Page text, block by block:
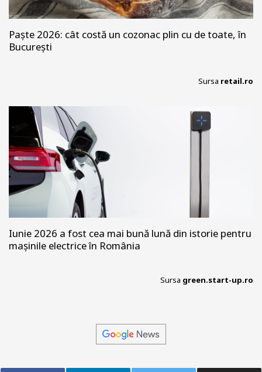
Paște 2026: cât costă un cozonac plin cu de toate, în
București
Sursa retail.ro
Iunie 2026 a fost cea mai bună lună din istorie pentru
mașinile electrice în România
Sursa green.start-up.ro